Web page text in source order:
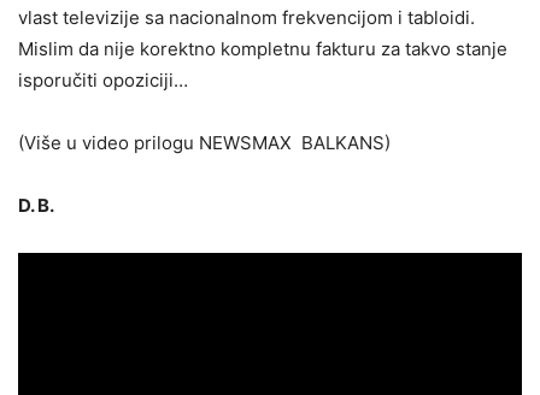
vlast televizije sa nacionalnom frekvencijom i tabloidi.
Mislim da nije korektno kompletnu fakturu za takvo stanje
isporučiti opoziciji…
(Više u video prilogu NEWSMAX BALKANS)
D. B.